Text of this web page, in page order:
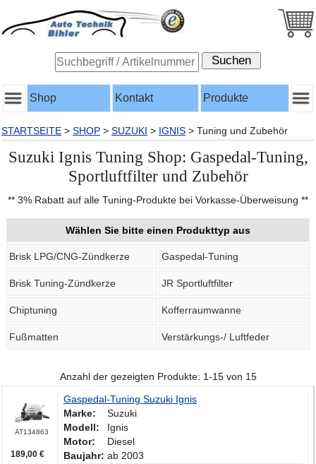
Shop Kontakt Produkte
STARTSEITE > SHOP > SUZUKI > IGNIS > Tuning und Zubehör
Suzuki Ignis Tuning Shop: Gaspedal-Tuning,
Sportluftfilter und Zubehör
** 3% Rabatt auf alle Tuning-Produkte bei Vorkasse-Überweisung **
Wählen Sie bitte einen Produkttyp aus
Brisk LPG/CNG-Zündkerze Gaspedal-Tuning
Brisk Tuning-Zündkerze JR Sportluftfilter
Chiptuning Kofferraumwanne
Fußmatten Verstärkungs-/ Luftfeder
Anzahl der gezeigten Produkte: 1-15 von 15
AT134863
189,00 €
Gaspedal-Tuning Suzuki Ignis
Marke:
Suzuki
Modell:
Ignis
Motor:
Diesel
Baujahr: ab 2003